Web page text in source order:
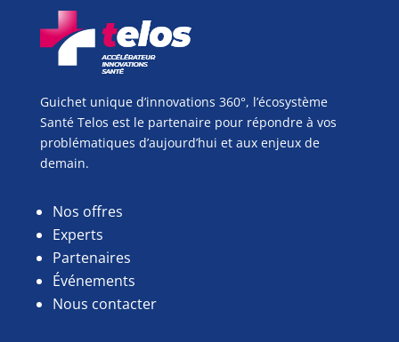
Guichet unique d’innovations 360°, l’écosystème
Santé Telos est le partenaire pour répondre à vos
problématiques d’aujourd’hui et aux enjeux de
demain.
Nos offres
Experts
Partenaires
Événements
Nous contacter